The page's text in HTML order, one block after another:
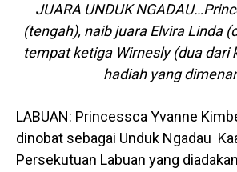
JUARA UNDUK
(tengah), naib juara Elvira Linda
tempat ketiga Wirnesly (dua dari
hadiah yang
LABUAN: Princessca Yvanne
dinobat sebagai Unduk Ngadau
Persekutuan Labuan yang